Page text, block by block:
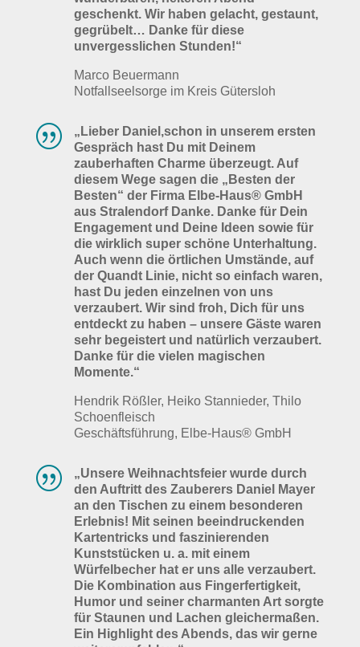
geschenkt. Wir haben gelacht, gestaunt,
gegrübelt… Danke für diese
unvergesslichen Stunden!“
Marco Beuermann
Notfallseelsorge im Kreis Gütersloh
|
„Lieber Daniel,schon in unserem ersten
Gespräch hast Du mit Deinem
zauberhaften Charme überzeugt. Auf
diesem Wege sagen die „Besten der
Besten“ der Firma Elbe-Haus® GmbH
aus Stralendorf Danke. Danke für Dein
Engagement und Deine Ideen sowie für
die wirklich super schöne Unterhaltung.
Auch wenn die örtlichen Umstände, auf
der Quandt Linie, nicht so einfach waren,
hast Du jeden einzelnen von uns
verzaubert. Wir sind froh, Dich für uns
entdeckt zu haben – unsere Gäste waren
sehr begeistert und natürlich verzaubert.
Danke für die vielen magischen
Momente.“
Hendrik Rößler, Heiko Stannieder, Thilo
Schoenfleisch
Geschäftsführung, Elbe-Haus® GmbH
|
„Unsere Weihnachtsfeier wurde durch
den Auftritt des Zauberers Daniel Mayer
an den Tischen zu einem besonderen
Erlebnis! Mit seinen beeindruckenden
Kartentricks und faszinierenden
Kunststücken u. a. mit einem
Würfelbecher hat er uns alle verzaubert.
Die Kombination aus Fingerfertigkeit,
Humor und seiner charmanten Art sorgte
für Staunen und Lachen gleichermaßen.
Ein Highlight des Abends, das wir gerne